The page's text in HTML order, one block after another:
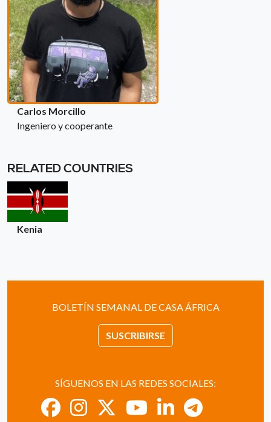
Carlos Morcillo
Ingeniero y cooperante
RELATED COUNTRIES
Kenia
BOLETÍN SEMANAL DE CASA ÁFRICA
SUSCRIBIRSE
SÍGUENOS EN LAS REDES SOCIALES: